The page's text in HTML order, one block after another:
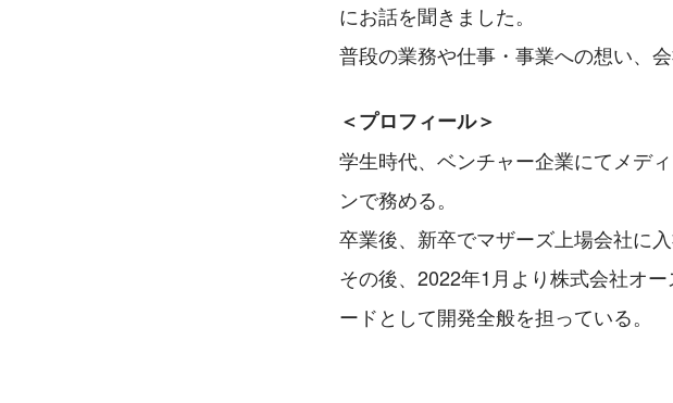
にお話を聞きました。
普段の業務や仕事・事業への想い、
＜プロフィール＞
学生時代、ベンチャー企業にてメデ
ンで務める。
卒業後、新卒でマザーズ上場会社に
その後、2022年1月より株式会社オ
ードとして開発全般を担っている。